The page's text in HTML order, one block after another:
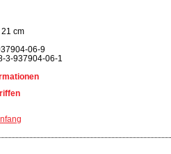
21 cm
06-9
3-937904-06-1